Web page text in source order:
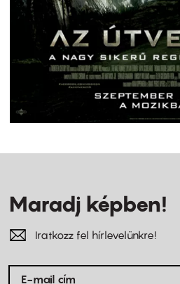
Maradj képben!
Iratkozz fel hírlevelünkre!